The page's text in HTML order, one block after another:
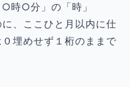
時○分」の「時」
に、ここひと月以内に仕
埋めせず１桁のままで